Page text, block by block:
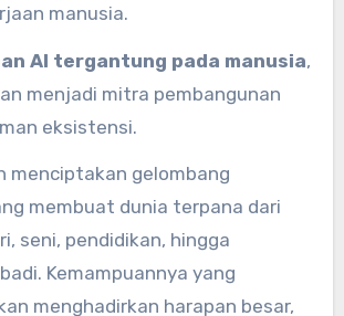
manusia.
AI tergantung pada manusia,
menjadi mitra pembangunan
eksistensi.
menciptakan gelombang
membuat dunia terpana dari
seni, pendidikan, hingga
Kemampuannya yang
menghadirkan harapan besar,